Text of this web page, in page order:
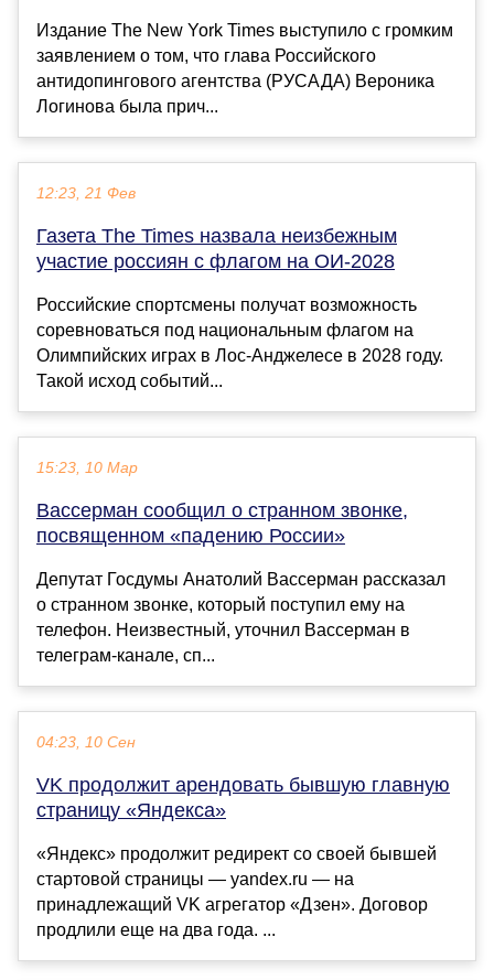
Издание The New York Times выступило с громким
заявлением о том, что глава Российского
антидопингового агентства (РУСАДА) Вероника
Логинова была прич...
12:23, 21 Фев
Газета The Times назвала неизбежным
участие россиян с флагом на ОИ-2028
Российские спортсмены получат возможность
соревноваться под национальным флагом на
Олимпийских играх в Лос-Анджелесе в 2028 году.
Такой исход событий...
15:23, 10 Мар
Вассерман сообщил о странном звонке,
посвященном «падению России»
Депутат Госдумы Анатолий Вассерман рассказал
о странном звонке, который поступил ему на
телефон. Неизвестный, уточнил Вассерман в
телеграм-канале, сп...
04:23, 10 Сен
VK продолжит арендовать бывшую главную
страницу «Яндекса»
«Яндекс» продолжит редирект со своей бывшей
стартовой страницы — yandex.ru — на
принадлежащий VK агрегатор «Дзен». Договор
продлили еще на два года. ...